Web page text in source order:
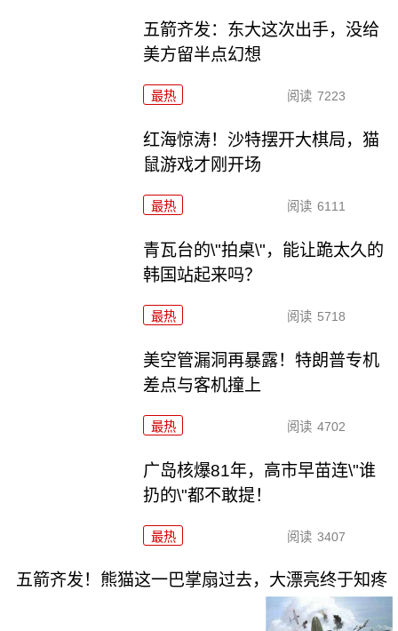
五箭齐发：东大这次出手，没给
美方留半点幻想
最热 阅读 7223
红海惊涛！沙特摆开大棋局，猫
鼠游戏才刚开场
最热 阅读 6111
青瓦台的\"拍桌\"，能让跪太久的
韩国站起来吗？
最热 阅读 5718
美空管漏洞再暴露！特朗普专机
差点与客机撞上
最热 阅读 4702
广岛核爆81年，高市早苗连\"谁
扔的\"都不敢提！
最热 阅读 3407
五箭齐发！熊猫这一巴掌扇过去，大漂亮终于知疼